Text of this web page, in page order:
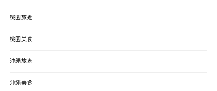
桃園旅遊
桃園美食
沖繩旅遊
沖繩美食